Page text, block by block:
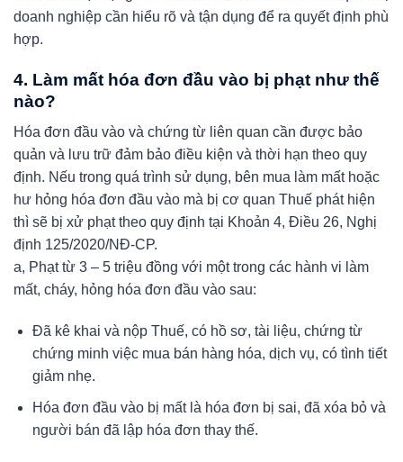
doanh nghiệp cần hiểu rõ và tận dụng để ra quyết định phù
hợp.
4. Làm mất hóa đơn đầu vào bị phạt như thế
nào?
Hóa đơn đầu vào và chứng từ liên quan cần được bảo
quản và lưu trữ đảm bảo điều kiện và thời hạn theo quy
định. Nếu trong quá trình sử dụng, bên mua làm mất hoặc
hư hỏng hóa đơn đầu vào mà bị cơ quan Thuế phát hiện
thì sẽ bị xử phạt theo quy định tại Khoản 4, Điều 26, Nghị
định 125/2020/NĐ-CP.
a, Phạt từ 3 – 5 triệu đồng với một trong các hành vi làm
mất, cháy, hỏng hóa đơn đầu vào sau:
Đã kê khai và nộp Thuế, có hồ sơ, tài liệu, chứng từ
chứng minh việc mua bán hàng hóa, dịch vụ, có tình tiết
giảm nhẹ.
Hóa đơn đầu vào bị mất là hóa đơn bị sai, đã xóa bỏ và
người bán đã lập hóa đơn thay thế.